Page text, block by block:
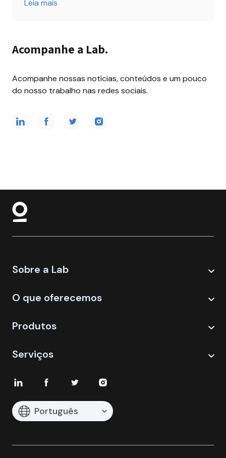
Leia mais
Acompanhe a Lab.
Acompanhe nossas notícias, conteúdos e um pouco
do nosso trabalho nas redes sociais.
Sobre a Lab
O que oferecemos
Produtos
Serviços
Português